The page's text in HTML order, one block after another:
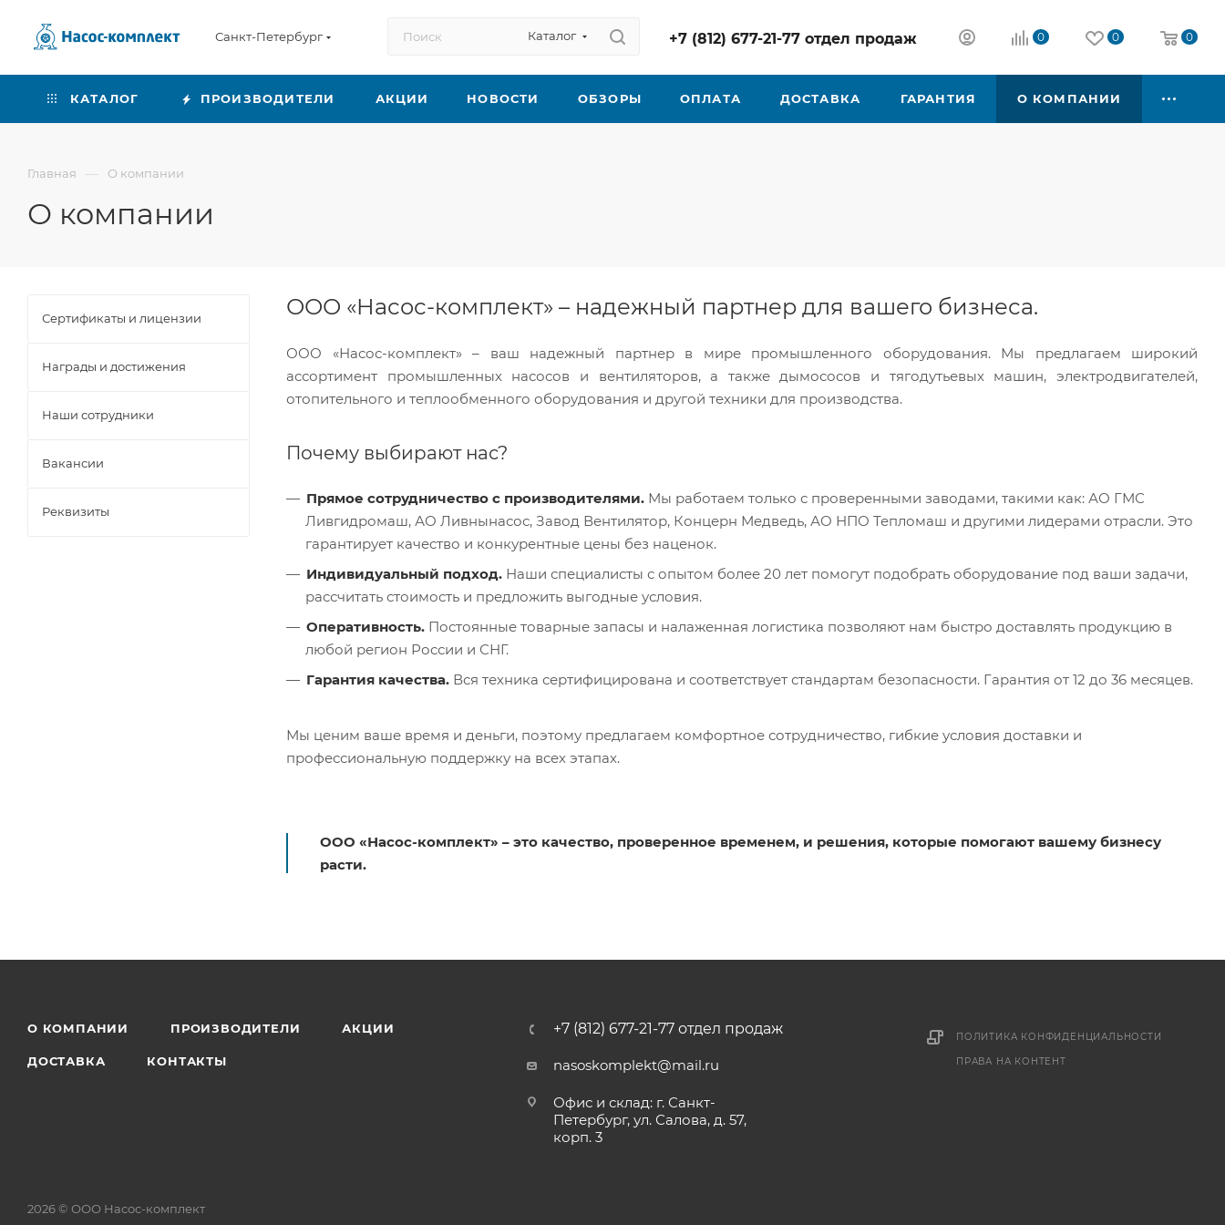
Санкт-Петербург Каталог +7 (812) 677-21-77 отдел продаж 0 0 0
КАТАЛОГ ПРОИЗВОДИТЕЛИ АКЦИИ НОВОСТИ ОБЗОРЫ ОПЛАТА ДОСТАВКА ГАРАНТИЯ О КОМПАНИИ
Главная — О компании
О компании
ООО «Насос-комплект» – надежный партнер для вашего бизнеса.
ООО «Насос-комплект» – ваш надежный партнер в мире промышленного оборудования. Мы предлагаем широкий
ассортимент промышленных насосов и вентиляторов, а также дымососов и тягодутьевых машин, электродвигателей,
отопительного и теплообменного оборудования и другой техники для производства.
Почему выбирают нас?
Прямое сотрудничество с производителями. Мы работаем только с проверенными заводами, такими как: АО ГМС
Ливгидромаш, АО Ливнынасос, Завод Вентилятор, Концерн Медведь, АО НПО Тепломаш и другими лидерами отрасли. Это
гарантирует качество и конкурентные цены без наценок.
Индивидуальный подход. Наши специалисты с опытом более 20 лет помогут подобрать оборудование под ваши задачи,
рассчитать стоимость и предложить выгодные условия.
Оперативность. Постоянные товарные запасы и налаженная логистика позволяют нам быстро доставлять продукцию в
любой регион России и СНГ.
Гарантия качества. Вся техника сертифицирована и соответствует стандартам безопасности. Гарантия от 12 до 36 месяцев.
Мы ценим ваше время и деньги, поэтому предлагаем комфортное сотрудничество, гибкие условия доставки и
профессиональную поддержку на всех этапах.
ООО «Насос-комплект» – это качество, проверенное временем, и решения, которые помогают вашему бизнесу
расти.
Сертификаты и лицензии
Награды и достижения
Наши сотрудники
Вакансии
Реквизиты
О КОМПАНИИ ПРОИЗВОДИТЕЛИ АКЦИИ
ДОСТАВКА КОНТАКТЫ
+7 (812) 677-21-77 отдел продаж
nasoskomplekt@mail.ru
Офис и склад: г. Санкт-
Петербург, ул. Салова, д. 57,
корп. 3
ПОЛИТИКА КОНФИДЕНЦИАЛЬНОСТИ
ПРАВА НА КОНТЕНТ
2026 © ООО Насос-комплект